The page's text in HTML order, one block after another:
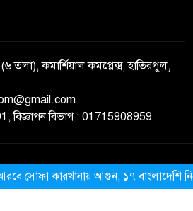
তলা), কমার্শিয়াল কমপ্লেক্স, হাতিরপুল,
বিজ্ঞাপন বিভাগ : 01715908959
© BanglaScoop
BYThemesBazar.com
কারখানায় আগুন, ১৭ বাংলাদেশি নিহত